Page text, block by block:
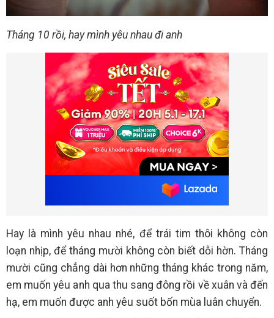
Tháng 10 rồi, hay mình yêu nhau đi anh
Hay là mình yêu nhau nhé, để trái tim thôi không còn
loạn nhịp, để tháng mười không còn biết dỗi hờn. Tháng
mười cũng chẳng dài hơn những tháng khác trong năm,
em muốn yêu anh qua thu sang đông rồi về xuân và đến
hạ, em muốn được anh yêu suốt bốn mùa luân chuyển.